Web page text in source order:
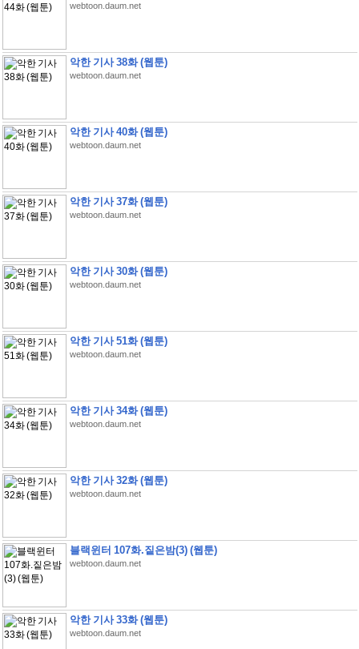
webtoon.daum.net
악한 기사 38화 (웹툰)
webtoon.daum.net
악한 기사 40화 (웹툰)
webtoon.daum.net
악한 기사 37화 (웹툰)
webtoon.daum.net
악한 기사 30화 (웹툰)
webtoon.daum.net
악한 기사 51화 (웹툰)
webtoon.daum.net
악한 기사 34화 (웹툰)
webtoon.daum.net
악한 기사 32화 (웹툰)
webtoon.daum.net
블랙윈터 107화.짙은밤(3) (웹툰)
webtoon.daum.net
악한 기사 33화 (웹툰)
webtoon.daum.net